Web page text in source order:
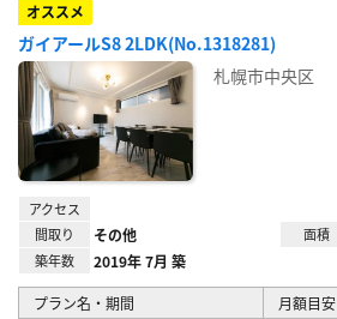
オススメ
ガイアールS8 2LDK(No.1318281)
札幌市中央区
アクセス
間取り
その他 面積
築年数 2019年 7月 築
プラン名・期間
月額目安